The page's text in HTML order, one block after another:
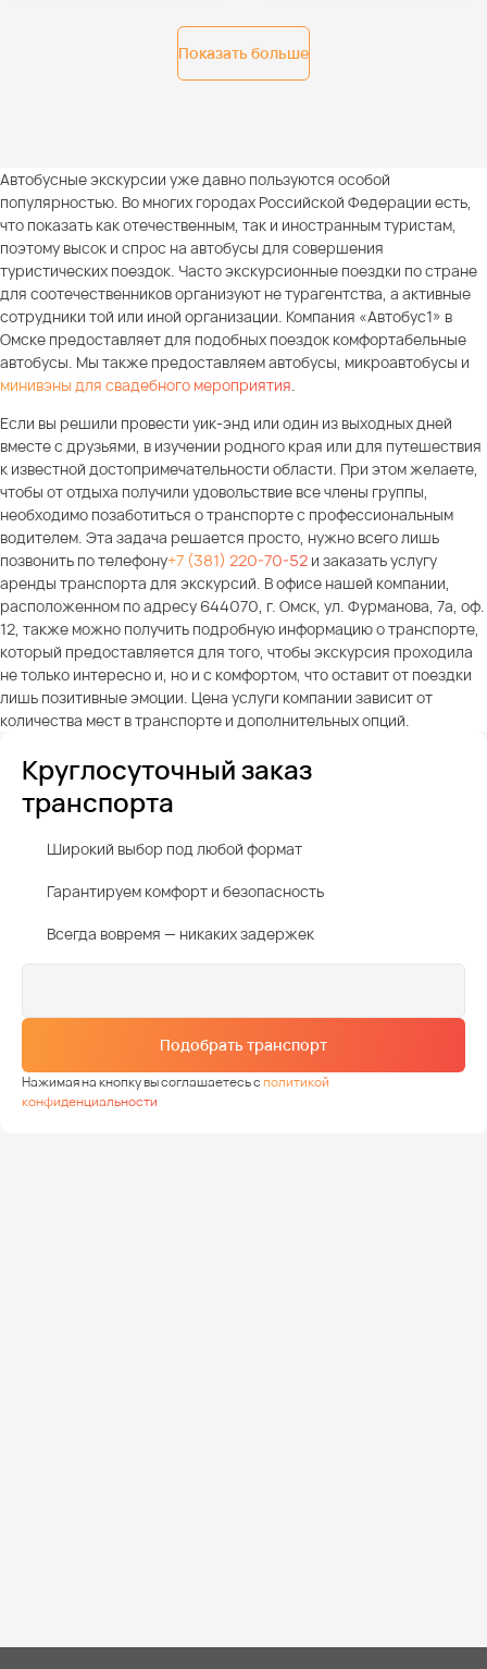
Показать больше
Автобусные экскурсии уже давно пользуются особой
популярностью. Во многих городах Российской Федерации есть,
что показать как отечественным, так и иностранным туристам,
поэтому высок и спрос на автобусы для совершения
туристических поездок. Часто экскурсионные поездки по стране
для соотечественников организуют не турагентства, а активные
сотрудники той или иной организации. Компания «Автобус1» в
Омске предоставляет для подобных поездок комфортабельные
автобусы. Мы также предоставляем автобусы, микроавтобусы и
минивэны для свадебного мероприятия.
Если вы решили провести уик-энд или один из выходных дней
вместе с друзьями, в изучении родного края или для путешествия
к известной достопримечательности области. При этом желаете,
чтобы от отдыха получили удовольствие все члены группы,
необходимо позаботиться о транспорте с профессиональным
водителем. Эта задача решается просто, нужно всего лишь
позвонить по телефону+7 (381) 220-70-52 и заказать услугу
аренды транспорта для экскурсий. В офисе нашей компании,
расположенном по адресу 644070, г. Омск, ул. Фурманова, 7а, оф.
12, также можно получить подробную информацию о транспорте,
который предоставляется для того, чтобы экскурсия проходила
не только интересно и, но и с комфортом, что оставит от поездки
лишь позитивные эмоции. Цена услуги компании зависит от
количества мест в транспорте и дополнительных опций.
Круглосуточный заказ
транспорта
Широкий выбор под любой формат
Гарантируем комфорт и безопасность
Всегда вовремя — никаких задержек
Подобрать транспорт
Нажимая на кнопку вы соглашаетесь сполитикой
конфиденциальности